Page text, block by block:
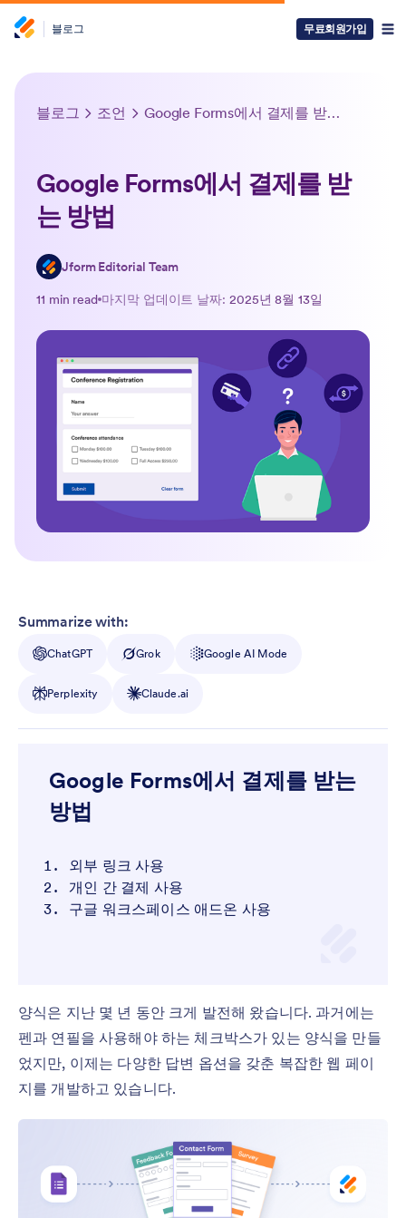
블로그 무료회원가입
블로그 조언 Google Forms에서 결제를 받는 방법
Google Forms에서 결제를 받
는 방법
Jform Editorial Team
11 min read 마지막 업데이트 날짜: 2025년 8월 13일
Summarize with:
ChatGPT Grok Google AI Mode
Perplexity Claude.ai
Google Forms에서 결제를 받는
방법
외부 링크 사용
개인 간 결제 사용
구글 워크스페이스 애드온 사용
양식은 지난 몇 년 동안 크게 발전해 왔습니다. 과거에는
펜과 연필을 사용해야 하는 체크박스가 있는 양식을 만들
었지만, 이제는 다양한 답변 옵션을 갖춘 복잡한 웹 페이
지를 개발하고 있습니다.